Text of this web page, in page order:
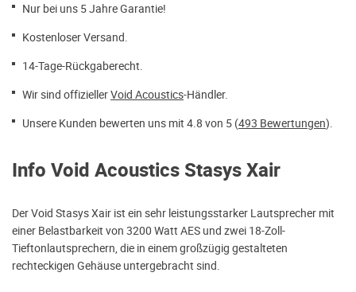
Nur bei uns 5 Jahre Garantie!
Kostenloser Versand.
14-Tage-Rückgaberecht.
Wir sind offiziellerVoid Acoustics-Händler.
Unsere Kunden bewerten uns mit 4.8 von 5 (493 Bewertungen).
Info Void Acoustics Stasys Xair
Der Void Stasys Xair ist ein sehr leistungsstarker Lautsprecher mit
einer Belastbarkeit von 3200 Watt AES und zwei 18-Zoll-
Tieftonlautsprechern, die in einem großzügig gestalteten
rechteckigen Gehäuse untergebracht sind.